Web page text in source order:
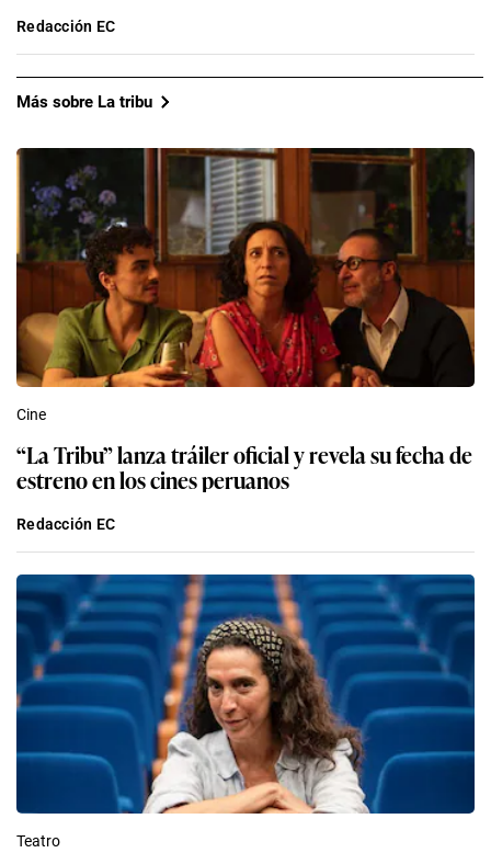
Redacción EC
Más sobre La tribu
Cine
“La Tribu” lanza tráiler oficial y revela su fecha de
estreno en los cines peruanos
Redacción EC
Teatro